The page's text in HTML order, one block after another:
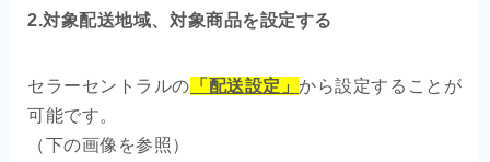
2.対象配送地域、対象商品を設定する
セラーセントラルの 「配送設定」から設定することが
可能です。
（下の画像を参照）